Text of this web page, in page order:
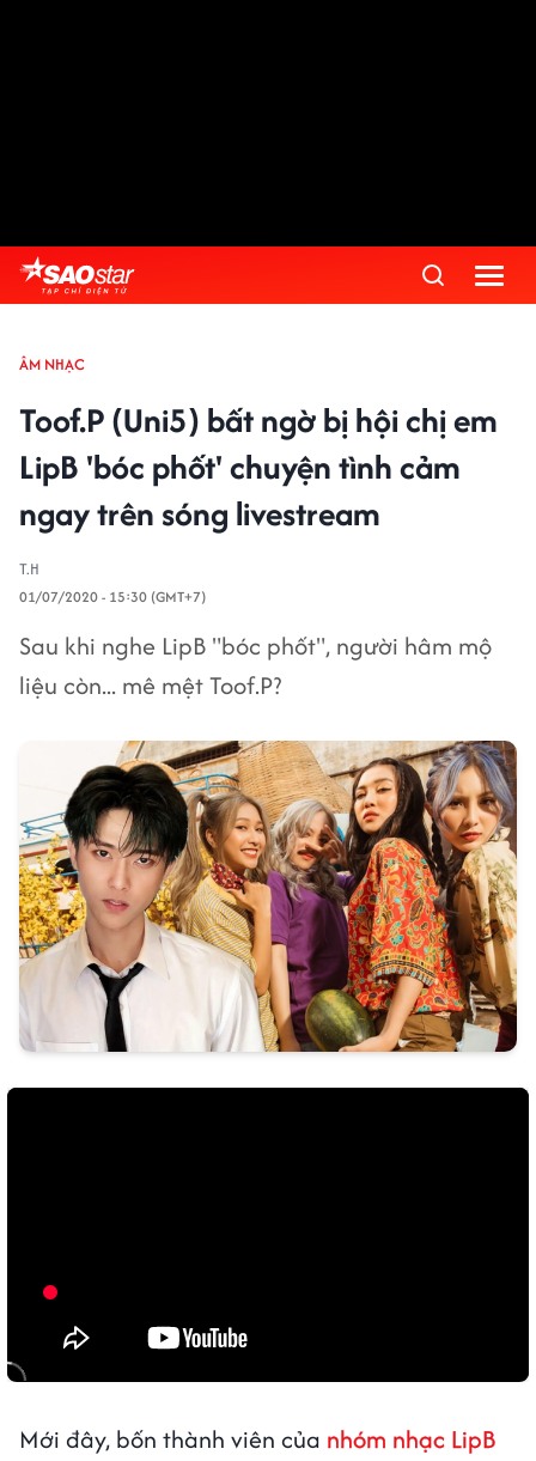
ÂM NHẠC
Toof.P (Uni5) bất ngờ bị hội chị em
LipB 'bóc phốt' chuyện tình cảm
ngay trên sóng livestream
T.H
01/07/2020 - 15:30 (GMT+7)
Sau khi nghe LipB "bóc phốt", người hâm mộ
liệu còn... mê mệt Toof.P?
Mới đây, bốn thành viên của nhóm nhạc LipB